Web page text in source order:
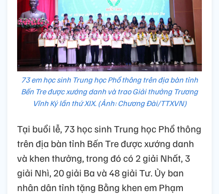
73 em học sinh Trung học Phổ thông trên địa bàn tỉnh
Bến Tre được xướng danh và trao Giải thưởng Trương
Vĩnh Ký lần thứ XIX. (Ảnh: Chương Đài/TTXVN)
Tại buổi lễ, 73 học sinh Trung học Phổ thông
trên địa bàn tỉnh Bến Tre được xướng danh
và khen thưởng, trong đó có 2 giải Nhất, 3
giải Nhì, 20 giải Ba và 48 giải Tư. Ủy ban
nhân dân tỉnh tặng Bằng khen em Phạm